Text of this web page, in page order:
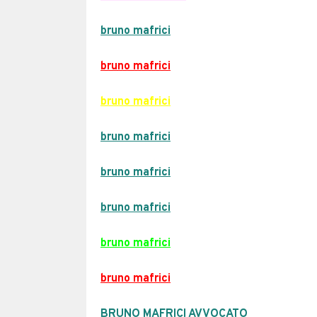
bruno mafrici
bruno mafrici
bruno mafrici
bruno mafrici
bruno mafrici
bruno mafrici
bruno mafrici
bruno mafrici
BRUNO MAFRICI AVVOCATO